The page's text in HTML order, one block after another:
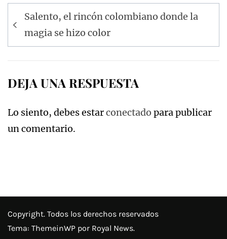
Navegación
de
entradas
Salento, el rincón colombiano donde la
magia se hizo color
DEJA UNA RESPUESTA
Lo siento, debes estarconectado para publicar
un comentario.
Copyright. Todos los derechos reservados
Tema: ThemeinWP por Royal News.